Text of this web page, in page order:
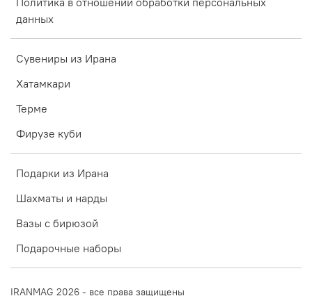
данных
Сувениры из Ирана
Хатамкари
Терме
Фирузе куби
Подарки из Ирана
Шахматы и нарды
Вазы с бирюзой
Подарочные наборы
IRANMAG 2026 - все права защищены